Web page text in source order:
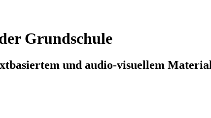
Grundschule
und audio-visuellem